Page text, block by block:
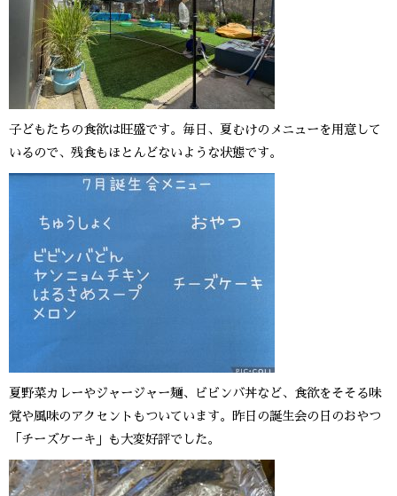
子どもたちの食欲は旺盛です。毎日、夏むけのメニューを用意して
いるので、残食もほとんどないような状態です。
夏野菜カレーやジャージャー麺、ビビンバ丼など、食欲をそそる味
覚や風味のアクセントもついています。昨日の誕生会の日のおやつ
「チーズケーキ」も大変好評でした。